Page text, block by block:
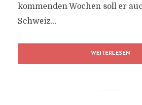
kommenden Wochen soll er
Schweiz...
WEITERLESEN